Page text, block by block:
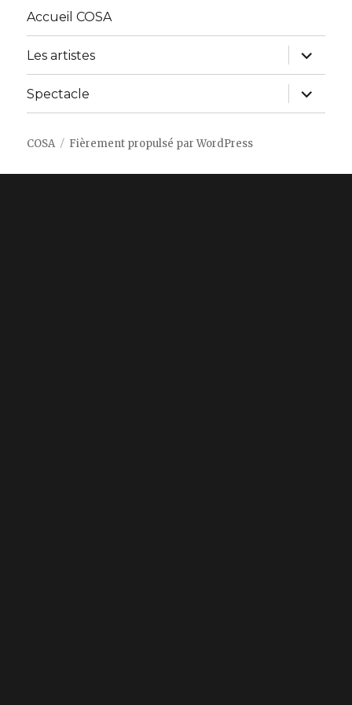
Accueil COSA
Les artistes
ouvrir
le
sous-
menu
Spectacle
ouvrir
le
sous-
COSA Fièrement propulsé par WordPress